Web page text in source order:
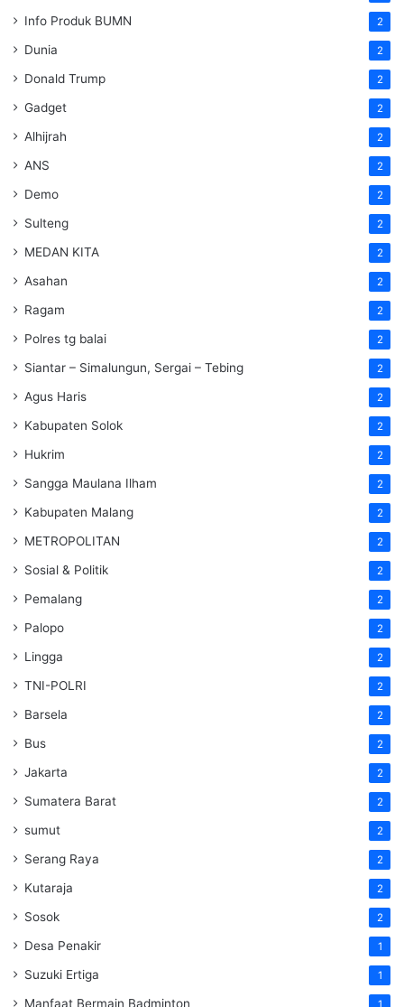
Info Produk BUMN 2
Dunia 2
Donald Trump 2
Gadget 2
Alhijrah 2
ANS 2
Demo 2
Sulteng 2
MEDAN KITA 2
Asahan 2
Ragam 2
Polres tg balai 2
Siantar – Simalungun, Sergai – Tebing 2
Agus Haris 2
Kabupaten Solok 2
Hukrim 2
Sangga Maulana Ilham 2
Kabupaten Malang 2
METROPOLITAN 2
Sosial & Politik 2
Pemalang 2
Palopo 2
Lingga 2
TNI-POLRI 2
Barsela 2
Bus 2
Jakarta 2
Sumatera Barat 2
sumut 2
Serang Raya 2
Kutaraja 2
Sosok 2
Desa Penakir 1
Suzuki Ertiga 1
Manfaat Bermain Badminton 1